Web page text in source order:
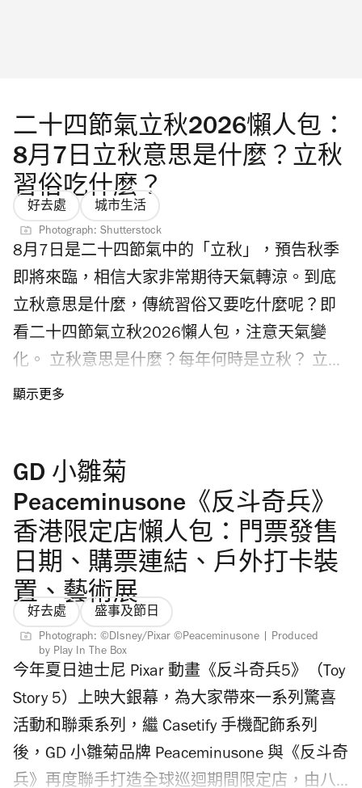
二十四節氣立秋2026懶人包：
8月7日立秋意思是什麼？立秋
習俗吃什麼？
好去處 城市生活
Photograph: Shutterstock
8月7日是二十四節氣中的「立秋」，預告秋季
即將來臨，相信大家非常期待天氣轉涼。到底
立秋意思是什麼，傳統習俗又要吃什麼呢？即
看二十四節氣立秋2026懶人包，注意天氣變
化。 立秋意思是什麼？每年何時是立秋？ 立秋
是二十四節氣中第13個節氣，為每年8月7日或
涼？ 根據香港天文台，香港立秋天氣依然炎
熱，在過去30年立秋當中，有27日氣溫超過30
度，過去10立秋，有八日最高氣溫更高達33
度！廣東沿岸今明兩日風勢微弱，天色大致良
好，天氣持續酷熱，大家要記得留意「秋老
虎」，立秋後氣溫短暫回升的炎熱天氣。 二十
四節氣立秋習俗是什麼？立秋吃什麼最好？ 按
照歷史傳統，每逢立秋民間有「咬秋」（又稱
「啃秋」）的習俗，在立秋當日吃西瓜或香瓜
等瓜果，消暑防燥，迎接秋意。從中醫角度，
立秋節氣秋風起，燥邪為盛，容易傷人肺陰，
出現皮膚乾澀、鼻子燥熱等症狀，衛生署中醫
GD 小雛菊
Peaceminusone《反斗奇兵》
香港限定店懶人包：門票發售
日期、購票連結、戶外打卡裝
置、藝術展
好去處 盛事及節日
Photograph: ©DIsney/Pixar ©Peaceminusone | Produced
by Play In The Box
今年夏日迪士尼 Pixar 動畫《反斗奇兵5》（Toy
Story 5）上映大銀幕，為大家帶來一系列驚喜
活動和聯乘系列，繼 Casetify 手機配飾系列
後，GD 小雛菊品牌 Peaceminusone 與《反斗奇
兵》再度聯手打造全球巡迴期間限定店，由八